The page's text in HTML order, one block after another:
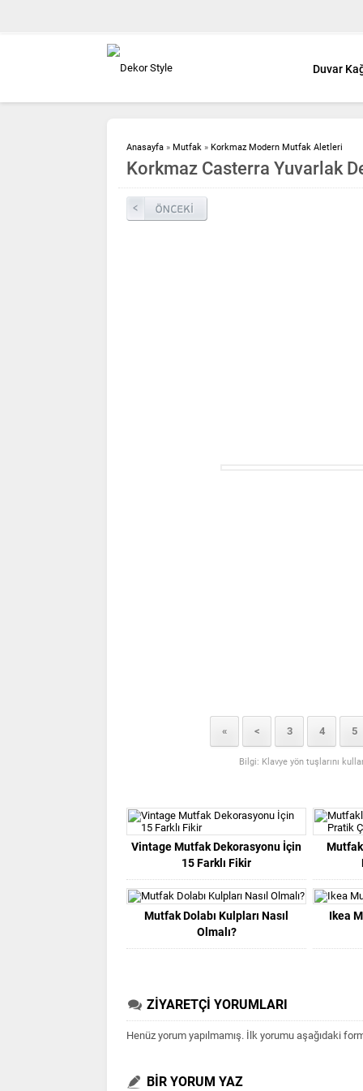
Duvar
Anasayfa » Mutfak » Korkmaz Modern Mutfak Aletleri
Korkmaz Casterra Yuvarlak
« < 3 4 5
Bilgi: Klavye yön tuşlarını
Vintage Mutfak Dekorasyonu İçin
15 Farklı Fikir
Mutfak Dolabı Kulpları Nasıl
Olmalı?
Ikea
ZİYARETÇİ YORUMLARI
Henüz yorum yapılmamış. İlk yorumu aşağıdaki
BİR YORUM YAZ